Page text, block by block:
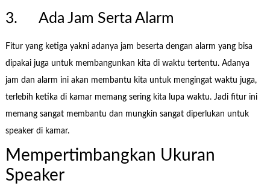
3. Ada Jam Serta Alarm
Fitur yang ketiga yakni adanya jam beserta dengan alarm yang bisa
dipakai juga untuk membangunkan kita di waktu tertentu. Adanya
jam dan alarm ini akan membantu kita untuk mengingat waktu juga,
terlebih ketika di kamar memang sering kita lupa waktu. Jadi fitur ini
memang sangat membantu dan mungkin sangat diperlukan untuk
speaker di kamar.
Mempertimbangkan Ukuran
Speaker